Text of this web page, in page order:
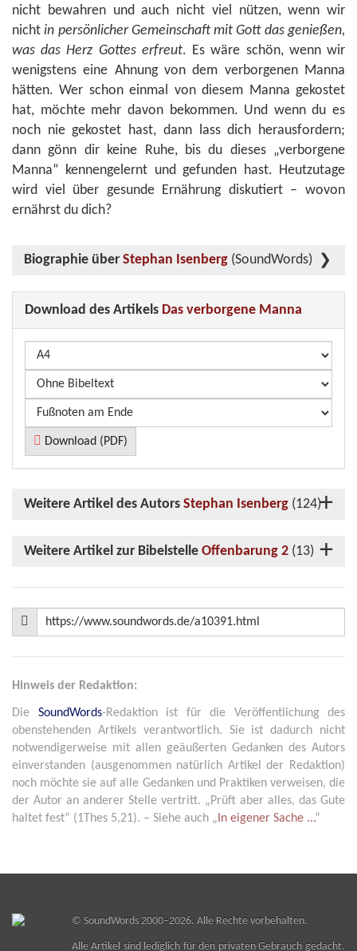
nicht bewahren und auch nicht viel nützen, wenn wir
nichtin persönlicher Gemeinschaft mit Gott das genießen,
was das Herz Gottes erfreut. Es wäre schön, wenn wir
wenigstens eine Ahnung von dem verborgenen Manna
hätten. Wer schon einmal von diesem Manna gekostet
hat, möchte mehr davon bekommen. Und wenn du es
noch nie gekostet hast, dann lass dich herausfordern;
dann gönn dir keine Ruhe, bis du dieses „verborgene
Manna“ kennengelernt und gefunden hast. Heutzutage
wird viel über gesunde Ernährung diskutiert – wovon
ernährst du dich?
Biographie über Stephan Isenberg (SoundWords)
Download des Artikels Das verborgene Manna
Download (PDF)
Weitere Artikel des Autors Stephan Isenberg (124)
Weitere Artikel zur Bibelstelle Offenbarung 2 (13)
Hinweis der Redaktion:
Die SoundWords-Redaktion ist für die Veröffentlichung des
obenstehenden Artikels verantwortlich. Sie ist dadurch nicht
notwendigerweise mit allen geäußerten Gedanken des Autors
einverstanden (ausgenommen natürlich Artikel der Redaktion)
noch möchte sie auf alle Gedanken und Praktiken verweisen, die
der Autor an anderer Stelle vertritt. „Prüft aber alles, das Gute
haltet fest“ (1Thes 5,21). – Siehe auch „In eigener Sache ...“
© SoundWords2000–2026. Alle Rechte vorbehalten.
Alle Artikel sind lediglich für den privaten Gebrauch gedacht.